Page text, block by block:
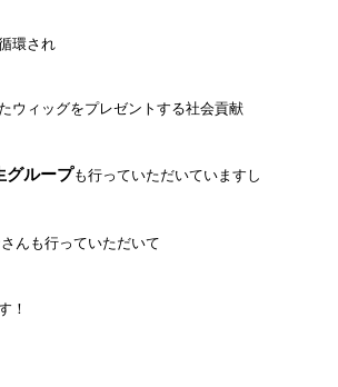
環され
ウィッグをプレゼントする社会貢献
グループも行っていただいていますし
さんも行っていただいて
！